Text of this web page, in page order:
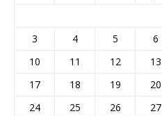
3
4 5 6
10
11 12 13
17
18 19 20
24
25 26 27